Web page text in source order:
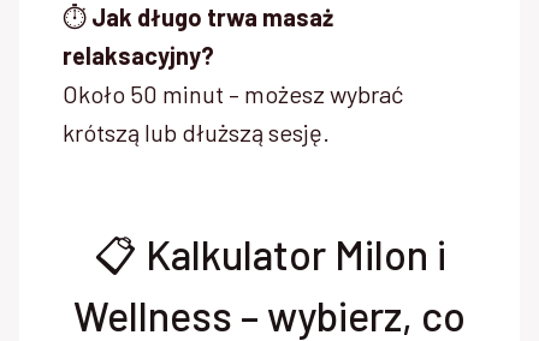
⏱️ Jak długo trwa masaż
relaksacyjny?
Około 50 minut – możesz wybrać
krótszą lub dłuższą sesję.
📋 Kalkulator Milon i
Wellness – wybierz, co